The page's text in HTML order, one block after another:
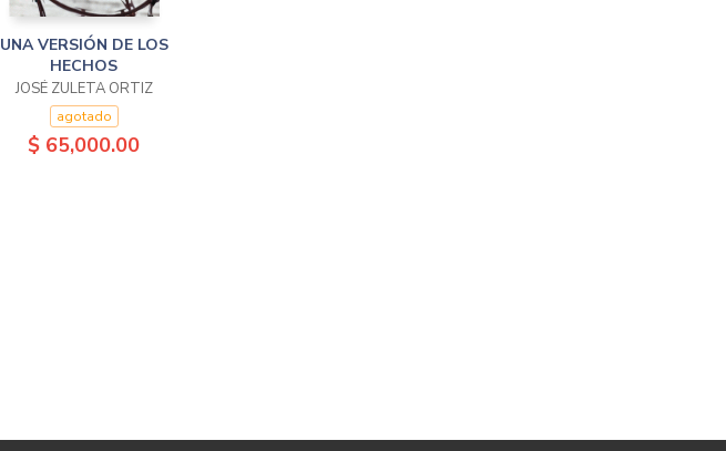
UNA VERSIÓN DE LOS
HECHOS
JOSÉ ZULETA ORTIZ
agotado
$ 65,000.00